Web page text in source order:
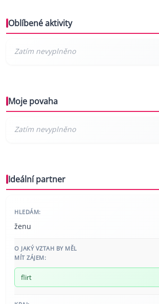
Oblíbené aktivity
Moje povaha
Ideální partner
HLEDÁM:
ženu
O JAKÝ VZTAH BY MĚL
MÍT ZÁJEM:
flirt